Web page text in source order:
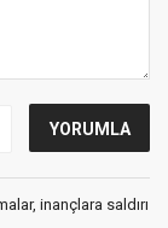
inançlara saldırı